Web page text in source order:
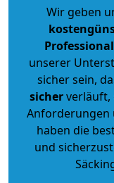
Wir geben
unserer
sicher sein,
sicherverläuft,
Anforderungen
haben die
und